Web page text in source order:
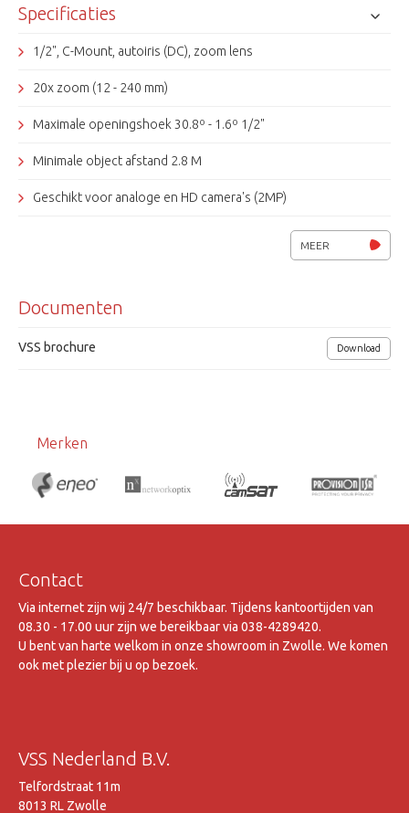
Specificaties
1/2", C-Mount, autoiris (DC), zoom lens
20x zoom (12 - 240 mm)
Maximale openingshoek 30.8º - 1.6º 1/2"
Minimale object afstand 2.8 M
Geschikt voor analoge en HD camera's (2MP)
Zoom snelheid 10 sec., Focus snelheid 10 sec.
MEER
Documenten
VSS brochure Download
Merken
Contact
Via internet zijn wij 24/7 beschikbaar. Tijdens kantoortijden van
08.30 - 17.00 uur zijn we bereikbaar via 038-4289420.
U bent van harte welkom in onze showroom in Zwolle. We komen
ook met plezier bij u op bezoek.
VSS Nederland B.V.
Telfordstraat 11m
8013 RL Zwolle